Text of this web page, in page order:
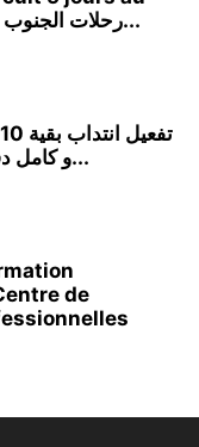
sud Tunisien at رحلات الجنوب...
و كامل دفعتي 2011و 2012...
de